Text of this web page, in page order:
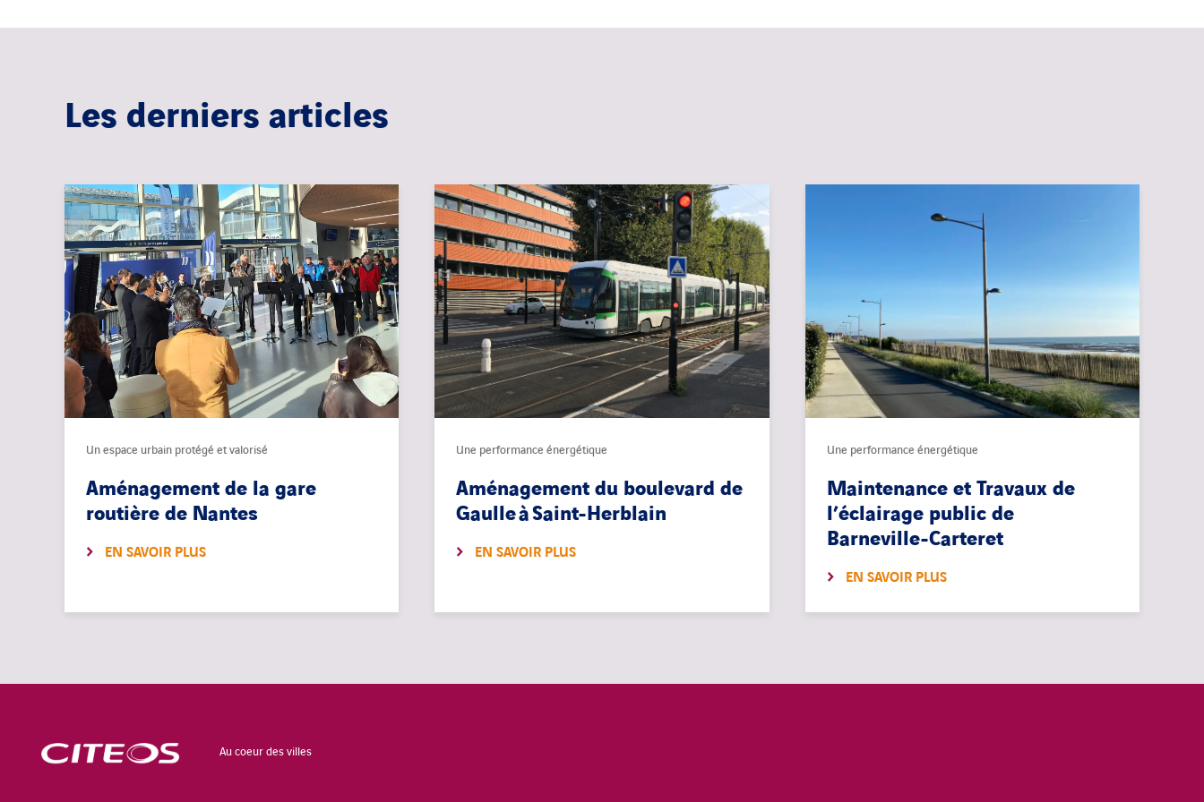
Les derniers articles
Un espace urbain protégé et valorisé
Aménagement de la gare
routière de Nantes
EN SAVOIR PLUS
Une performance énergétique
Aménagement du boulevard de
Gaulle à Saint-Herblain
EN SAVOIR PLUS
Une performance énergétique
Maintenance et Travaux de
l’éclairage public de
Barneville-Carteret
EN SAVOIR PLUS
Au coeur des villes